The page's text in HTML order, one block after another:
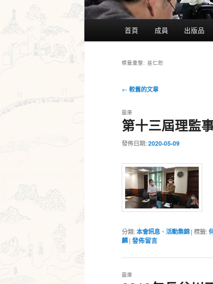
首頁 成員 出版品
標籤彙整: 巫仁恕
文
導
覽
← 較舊的文章
第十三屆理監
圖庫
發佈日期:2020-05-09
分類:本會訊息 、 活動集錦 | 標籤:
麟 | 發佈留言
圖庫